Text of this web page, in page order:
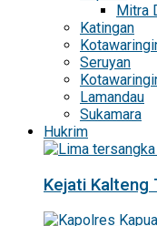
Mitra
Katingan
Seruyan
Lamandau
Sukamara
Hukrim
Kejati Kalteng